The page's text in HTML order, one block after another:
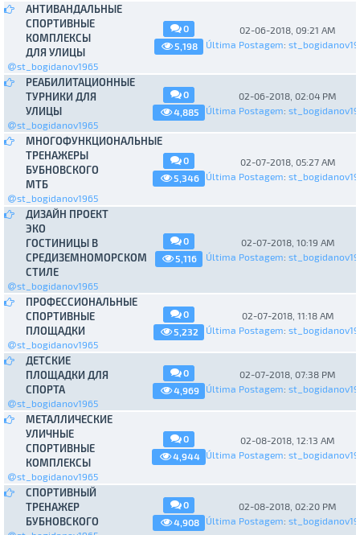
АНТИВАНДАЛЬНЫЕ
СПОРТИВНЫЕ
КОМПЛЕКСЫ
ДЛЯ УЛИЦЫ
st_bogidanov1965
0
5,198
02-06-2018, 09:21 AM
Última Postagem:
РЕАБИЛИТАЦИОННЫЕ
ТУРНИКИ ДЛЯ
УЛИЦЫ
st_bogidanov1965
0
4,885
02-06-2018, 02:04 PM
Última Postagem:
МНОГОФУНКЦИОНАЛЬНЫЕ
ТРЕНАЖЕРЫ
БУБНОВСКОГО
МТБ
st_bogidanov1965
0
5,346
02-07-2018, 05:27 AM
Última Postagem:
ДИЗАЙН ПРОЕКТ
ЭКО
ГОСТИНИЦЫ В
СРЕДИЗЕМНОМОРСКОМ
СТИЛЕ
st_bogidanov1965
0
5,116
02-07-2018, 10:19 AM
Última Postagem:
ПРОФЕССИОНАЛЬНЫЕ
СПОРТИВНЫЕ
ПЛОЩАДКИ
st_bogidanov1965
0
5,232
02-07-2018, 11:18 AM
Última Postagem:
ДЕТСКИЕ
ПЛОЩАДКИ ДЛЯ
СПОРТА
st_bogidanov1965
0
4,969
02-07-2018, 07:38 PM
Última Postagem:
МЕТАЛЛИЧЕСКИЕ
УЛИЧНЫЕ
СПОРТИВНЫЕ
КОМПЛЕКСЫ
st_bogidanov1965
0
4,944
02-08-2018, 12:13 AM
Última Postagem:
СПОРТИВНЫЙ
ТРЕНАЖЕР
БУБНОВСКОГО
0
4,908
02-08-2018, 02:20 PM
Última Postagem: